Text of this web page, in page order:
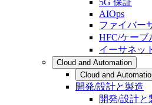
5G 保証
AIOps
ファイバー
HFC/ケーブ
イーサネッ
Cloud and Automation
Cloud and
開発/設計と製造
開発/設計と